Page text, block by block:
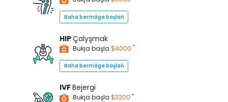
Baha bermäge başlaň
HIPÇalyşmak
Bukja başla $4000 *
Baha bermäge başlaň
IVFBejergi
Bukja başla $3200 *